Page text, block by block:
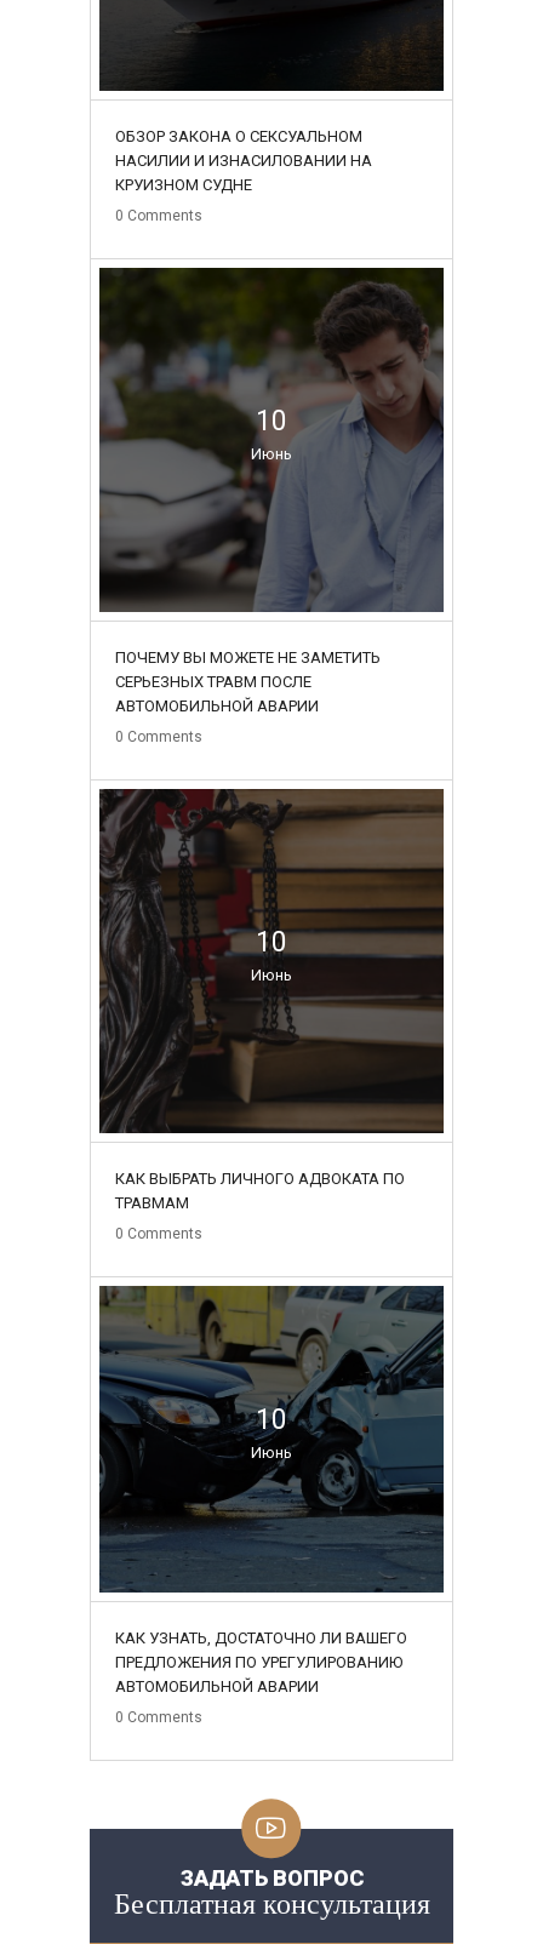
ОБЗОР ЗАКОНА О СЕКСУАЛЬНОМ
НАСИЛИИ И ИЗНАСИЛОВАНИИ НА
КРУИЗНОМ СУДНЕ
0 Comments
10
Июнь
ПОЧЕМУ ВЫ МОЖЕТЕ НЕ ЗАМЕТИТЬ
СЕРЬЕЗНЫХ ТРАВМ ПОСЛЕ
АВТОМОБИЛЬНОЙ АВАРИИ
0 Comments
10
Июнь
КАК ВЫБРАТЬ ЛИЧНОГО АДВОКАТА ПО
ТРАВМАМ
0 Comments
10
Июнь
КАК УЗНАТЬ, ДОСТАТОЧНО ЛИ ВАШЕГО
ПРЕДЛОЖЕНИЯ ПО УРЕГУЛИРОВАНИЮ
АВТОМОБИЛЬНОЙ АВАРИИ
0 Comments
ЗАДАТЬ ВОПРОС
Бесплатная консультация